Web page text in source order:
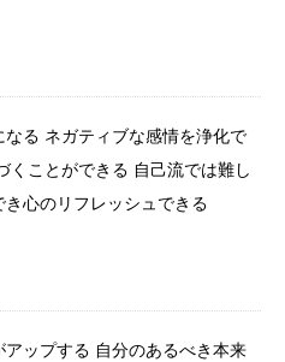
る ネガティブな感情を浄化で
くことができる 自己流では難し
心のリフレッシュできる
ップする 自分のあるべき本来